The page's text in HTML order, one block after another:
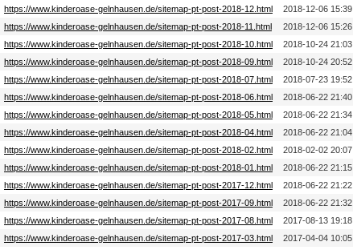
https://www.kinderoase-gelnhausen.de/sitemap-pt-post-2018-12.html
2018-12-06 15:39
https://www.kinderoase-gelnhausen.de/sitemap-pt-post-2018-11.html
2018-12-06 15:26
https://www.kinderoase-gelnhausen.de/sitemap-pt-post-2018-10.html
2018-10-24 21:03
https://www.kinderoase-gelnhausen.de/sitemap-pt-post-2018-09.html
2018-10-24 20:52
https://www.kinderoase-gelnhausen.de/sitemap-pt-post-2018-07.html
2018-07-23 19:52
https://www.kinderoase-gelnhausen.de/sitemap-pt-post-2018-06.html
2018-06-22 21:40
https://www.kinderoase-gelnhausen.de/sitemap-pt-post-2018-05.html
2018-06-22 21:34
https://www.kinderoase-gelnhausen.de/sitemap-pt-post-2018-04.html
2018-06-22 21:04
https://www.kinderoase-gelnhausen.de/sitemap-pt-post-2018-02.html
2018-02-02 20:07
https://www.kinderoase-gelnhausen.de/sitemap-pt-post-2018-01.html
2018-06-22 21:15
https://www.kinderoase-gelnhausen.de/sitemap-pt-post-2017-12.html
2018-06-22 21:22
https://www.kinderoase-gelnhausen.de/sitemap-pt-post-2017-09.html
2018-06-22 21:32
https://www.kinderoase-gelnhausen.de/sitemap-pt-post-2017-08.html
2017-08-13 19:18
https://www.kinderoase-gelnhausen.de/sitemap-pt-post-2017-03.html
2017-04-04 10:05